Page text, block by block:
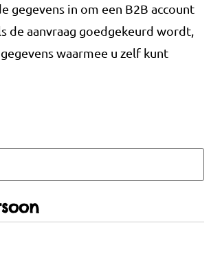
gegevens in om een B2B account
de aanvraag goedgekeurd wordt,
waarmee u zelf kunt